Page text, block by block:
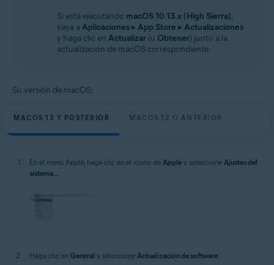
Si está ejecutando macOS 10.13.x (High Sierra),
vaya a Aplicaciones▸ App Store ▸ Actualizaciones
y haga clic en Actualizar (u Obtener) junto a la
actualización de macOS correspondiente.
Su versión de macOS:
MACOS 13 Y POSTERIOR MACOS 12 O ANTERIOR
En el menú Apple, haga clic en el icono de Apple y seleccione Ajustes del
sistema...
Haga clic en General y seleccione Actualización de software.